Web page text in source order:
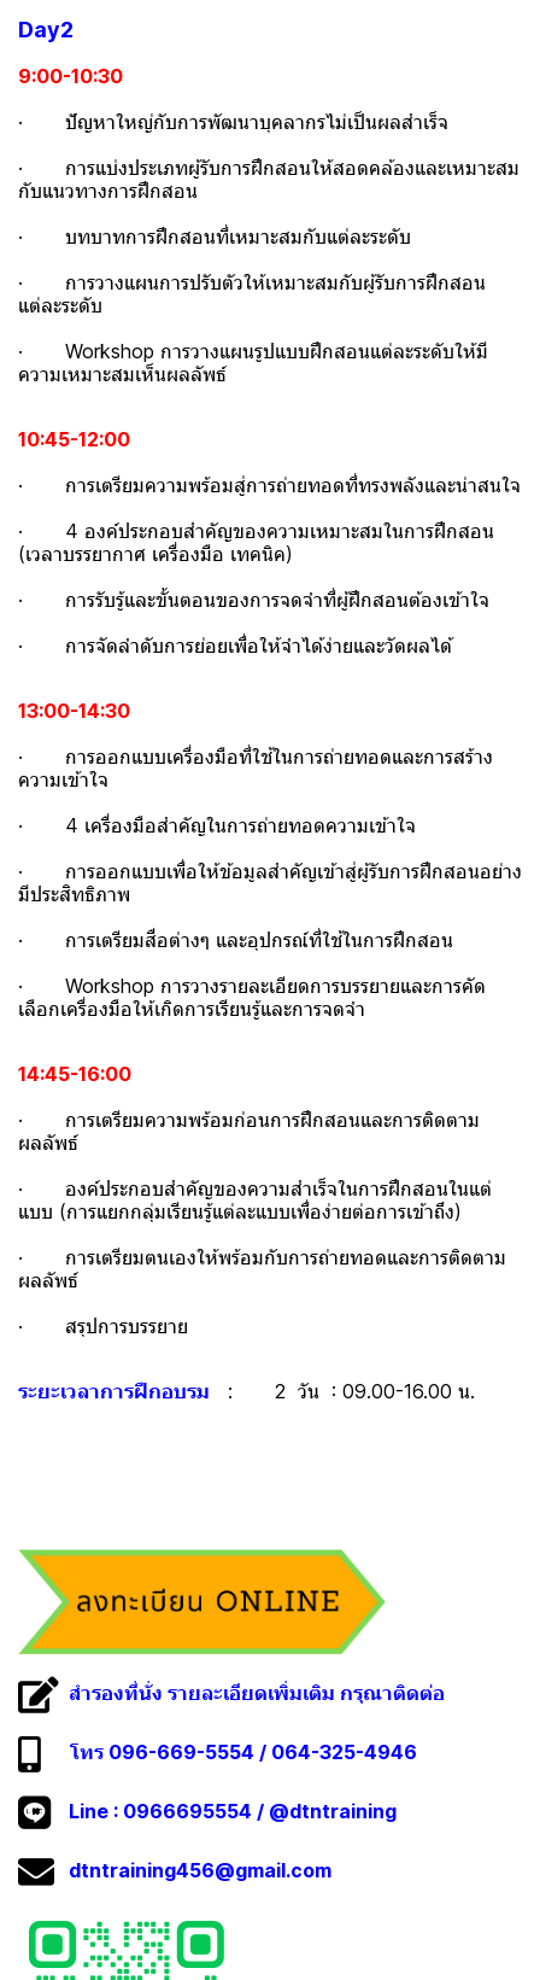
Day2
9:00-10:30
· ปัญหาใหญ่กับการพัฒนาบุคลากรไม่เป็นผลสําเร็จ
· การแบ่งประเภทผู้รับการฝึกสอนให้สอดคล้องและเหมาะสม
กับแนวทางการฝึกสอน
· บทบาทการฝึกสอนที่เหมาะสมกับแต่ละระดับ
· การวางแผนการปรับตัวให้เหมาะสมกับผู้รับการฝึกสอน
แต่ละระดับ
· Workshop การวางแผนรูปแบบฝึกสอนแต่ละระดับให้มี
ความเหมาะสมเห็นผลลัพธ์
10:45-12:00
· การเตรียมความพร้อมสู่การถ่ายทอดที่ทรงพลังและน่าสนใจ
· 4 องค์ประกอบสําคัญของความเหมาะสมในการฝึกสอน
(เวลาบรรยากาศ เครื่องมือ เทคนิค)
· การรับรู้และขั้นตอนของการจดจําที่ผู้ฝึกสอนต้องเข้าใจ
· การจัดลําดับการย่อยเพื่อให้จําได้ง่ายและวัดผลได้
13:00-14:30
· การออกแบบเครื่องมือที่ใช้ในการถ่ายทอดและการสร้าง
ความเข้าใจ
· 4 เครื่องมือสําคัญในการถ่ายทอดความเข้าใจ
· การออกแบบเพื่อให้ข้อมูลสําคัญเข้าสู่ผู้รับการฝึกสอนอย่าง
มีประสิทธิภาพ
· การเตรียมสื่อต่างๆ และอุปกรณ์ที่ใช้ในการฝึกสอน
· Workshop การวางรายละเอียดการบรรยายและการคัด
เลือกเครื่องมือให้เกิดการเรียนรู้และการจดจํา
14:45-16:00
· การเตรียมความพร้อมก่อนการฝึกสอนและการติดตาม
ผลลัพธ์
· องค์ประกอบสําคัญของความสําเร็จในการฝึกสอนในแต่
แบบ (การแยกกลุ่มเรียนรู้แต่ละแบบเพื่อง่ายต่อการเข้าถึง)
· การเตรียมตนเองให้พร้อมกับการถ่ายทอดและการติดตาม
ผลลัพธ์
· สรุปการบรรยาย
ระยะเวลาการฝึกอบรม : 2 วัน : 09.00-16.00 น.
สำรองที่นั่ง รายละเอียดเพิ่มเติม กรุณาติดต่อ
โทร 096-669-5554 / 064-325-4946
Line : 0966695554 / @dtntraining
dtntraining456@gmail.com